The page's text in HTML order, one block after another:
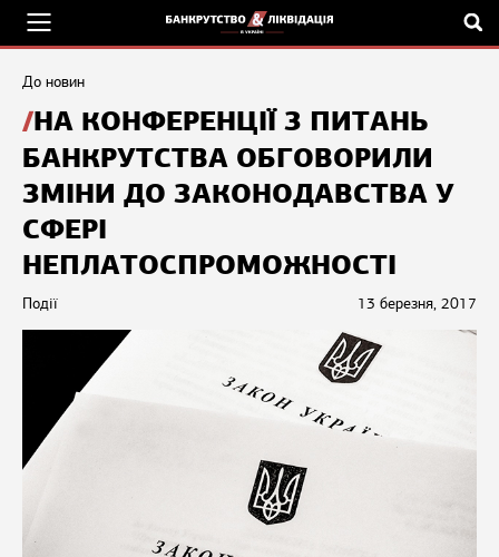
До новин
НА КОНФЕРЕНЦІЇ З ПИТАНЬ
БАНКРУТСТВА ОБГОВОРИЛИ
ЗМІНИ ДО ЗАКОНОДАВСТВА У
СФЕРІ
НЕПЛАТОСПРОМОЖНОСТІ
13 березня, 2017
Події